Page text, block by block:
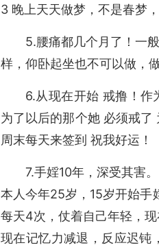
3 晚上天天做梦，不是春梦
5.腰痛都几个月了！一
样，仰卧起坐也不可以做，
6.从现在开始 戒撸！作
为了以后的那个她 必须戒
周末每天来签到 祝我好运！
7.手婬10年，深受其害。
本人今年25岁，15岁开始手
每天4次，仗着自己年轻，现
现在记忆力减退，反应迟钝